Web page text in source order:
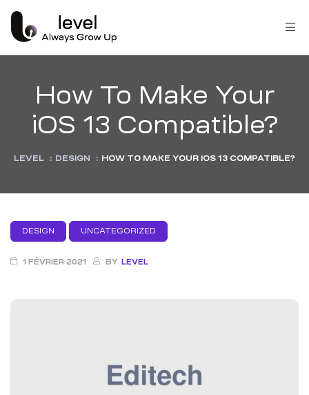
How To Make Your
iOS 13 Compatible?
LEVEL : DESIGN : HOW TO MAKE YOUR IOS 13 COMPATIBLE?
DESIGN UNCATEGORIZED
1 FÉVRIER 2021 BY LEVEL